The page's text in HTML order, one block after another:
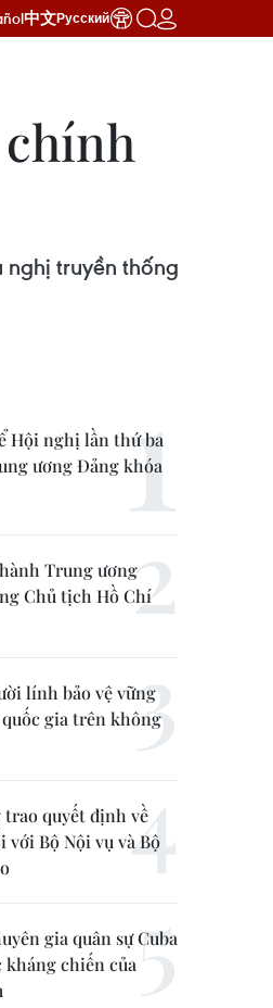
中文Русский
truyền thống
Hội nghị lần thứ ba
ương Đảng khóa
Trung ương
Chủ tịch Hồ Chí
lính bảo vệ vững
gia trên không
quyết định về
với Bộ Nội vụ và Bộ
gia quân sự Cuba
chiến của